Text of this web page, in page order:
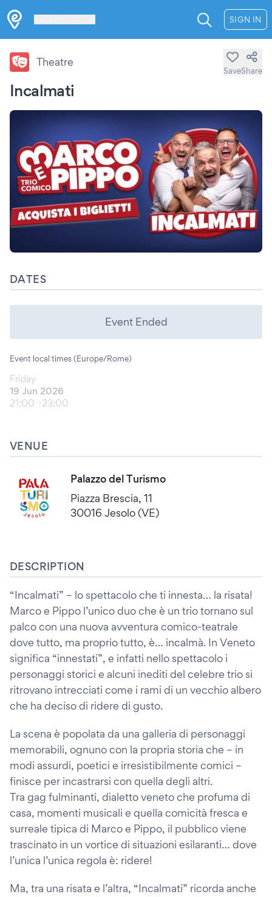
SIGN IN
Incalmati
Theatre
SaveShare
DATES
Event Ended
Event local times (Europe/Rome)
Friday
19 Jun 2026
21:00
23:00
VENUE
Palazzo del Turismo
Piazza Brescia, 11
30016 Jesolo (VE)
DESCRIPTION
“Incalmati” – lo spettacolo che ti innesta… la risata!
Marco e Pippo l’unico duo che è un trio tornano sul
palco con una nuova avventura comico-teatrale
dove tutto, ma proprio tutto, è… incalmà. In Veneto
significa “innestati”, e infatti nello spettacolo i
personaggi storici e alcuni inediti del celebre trio si
ritrovano intrecciati come i rami di un vecchio albero
che ha deciso di ridere di gusto.
La scena è popolata da una galleria di personaggi
memorabili, ognuno con la propria storia che – in
modi assurdi, poetici e irresistibilmente comici –
finisce per incastrarsi con quella degli altri.
Tra gag fulminanti, dialetto veneto che profuma di
casa, momenti musicali e quella comicità fresca e
surreale tipica di Marco e Pippo, il pubblico viene
trascinato in un vortice di situazioni esilaranti… dove
l’unica l’unica regola è: ridere!
Ma, tra una risata e l’altra, “Incalmati” ricorda anche